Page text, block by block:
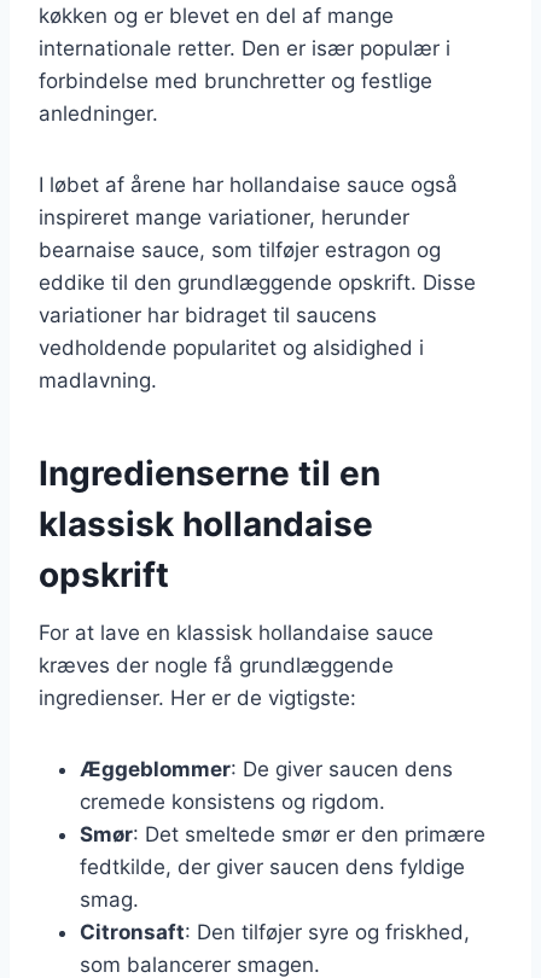
køkken og er blevet en del af mange
internationale retter. Den er især populær i
forbindelse med brunchretter og festlige
anledninger.
I løbet af årene har hollandaise sauce også
inspireret mange variationer, herunder
bearnaise sauce, som tilføjer estragon og
eddike til den grundlæggende opskrift. Disse
variationer har bidraget til saucens
vedholdende popularitet og alsidighed i
madlavning.
Ingredienserne til en
klassisk hollandaise
opskrift
For at lave en klassisk hollandaise sauce
kræves der nogle få grundlæggende
ingredienser. Her er de vigtigste:
Æggeblommer: De giver saucen dens
cremede konsistens og rigdom.
Smør: Det smeltede smør er den primære
fedtkilde, der giver saucen dens fyldige
smag.
Citronsaft: Den tilføjer syre og friskhed,
som balancerer smagen.